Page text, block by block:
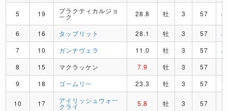
5 19 プラクティカルジョ
ーク 28.8 牡 3 57 J
6 16 タップリット 28.1 牡 3 57
J
7
10 ガンナヴェラ 11.0 牡 3 57
J
8
15 マクラッケン 7.9 牡 3 57
9
18 ゴームリー 23.3 牡 3 57 V
10 17 アイリッシュウォー
クライ 5.8 牡 3 57